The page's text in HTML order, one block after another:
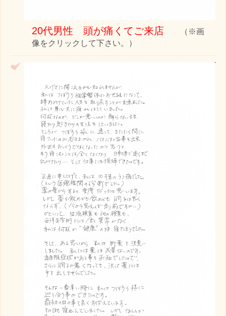
20代男性 頭が痛くてご来店 （※画
像をクリックして下さい。）